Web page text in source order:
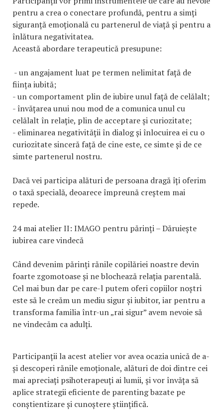
pentru a crea o conectare profundă, pentru a simți
siguranță emoțională cu partenerul de viață și pentru a
înlătura negativitatea.
Această abordare terapeutică presupune:
- un angajament luat pe termen nelimitat față de
ființa iubită;
- un comportament plin de iubire unul față de celălalt;
- învățarea unui nou mod de a comunica unul cu
celălalt în relație, plin de acceptare și curiozitate;
- eliminarea negativității în dialog și înlocuirea ei cu o
curiozitate sinceră față de cine este, ce simte și de ce
simte partenerul nostru.
Dacă vei participa alături de persoana dragă îți oferim
o taxă specială, deoarece împreună creștem mai
repede.
24 mai atelier II: IMAGO pentru părinți – Dăruiește
iubirea care vindecă
Când devenim părinți rănile copilăriei noastre devin
foarte zgomotoase și ne blochează relația parentală.
Cel mai bun dar pe care-l putem oferi copiilor noștri
este să le creăm un mediu sigur și iubitor, iar pentru a
transforma familia într-un „rai sigur” avem nevoie să
ne vindecăm ca adulți.
Participanții la acest atelier vor avea ocazia unică de a-
și descoperi rănile emoționale, alături de doi dintre cei
mai apreciați psihoterapeuți ai lumii, și vor învăța să
aplice strategii eficiente de parenting bazate pe
conștientizare și cunoștere științifică.